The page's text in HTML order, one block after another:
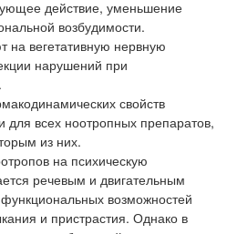
действие, уменьшение
возбудимости.
на вегетативную нервную
нарушений при
свойств
всех ноотропных препаратов,
из них.
на психическую
речевым и двигательным
возможностей
и пристрастия. Однако в